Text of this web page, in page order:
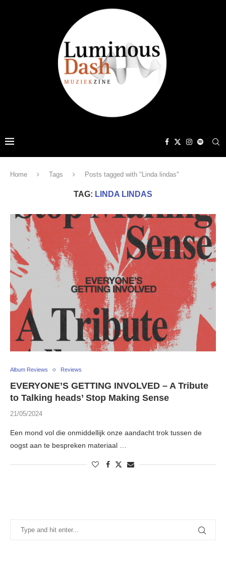
Home Tags Posts tagged with "Linda lindas"
TAG: LINDA LINDAS
Album Reviews Reviews
EVERYONE’S GETTING INVOLVED – A Tribute
to Talking heads’ Stop Making Sense
21/05/2024
Een mond vol die onmiddellijk onze aandacht trok tussen de
oogst aan te bespreken materiaal …